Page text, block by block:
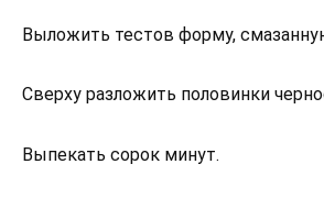
Выложить тестов форму,
Сверху разложить половинки
Выпекать сорок минут.